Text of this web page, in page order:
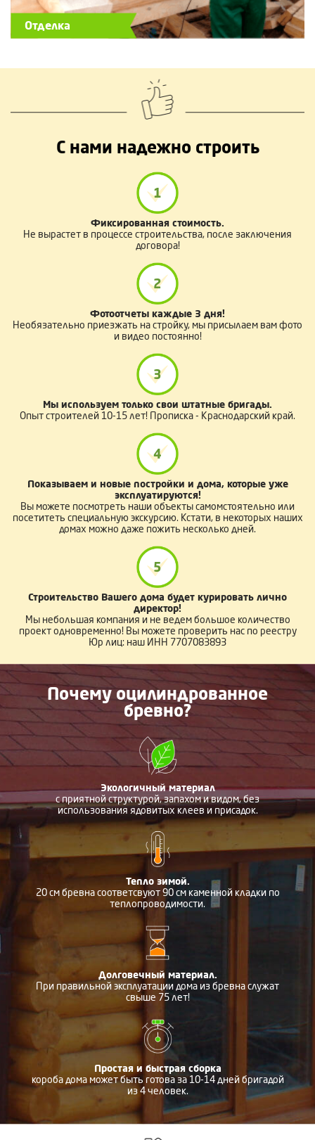
Отделка
С нами надежно строить
1
Фиксированная стоимость.
Не вырастет в процессе строительства, после заключения
договора!
2
Фотоотчеты каждые 3 дня!
Необязательно приезжать на стройку, мы присылаем вам фото
и видео постоянно!
3
Мы используем только свои штатные бригады.
Опыт строителей 10-15 лет! Прописка - Краснодарский край.
4
Показываем и новые постройки и дома, которые уже
эксплуатируются!
Вы можете посмотреть наши объекты самомстоятельно или
посетитеть специальную экскурсию. Кстати, в некоторых наших
домах можно даже пожить несколько дней.
5
Строительство Вашего дома будет курировать лично
директор!
Мы небольшая компания и не ведем большое количество
проект одновременно! Вы можете проверить нас по реестру
Юр лиц: наш ИНН 7707083893
Почему оцилиндрованное
бревно?
Экологичный материал
с приятной структурой, запахом и видом, без
использования ядовитых клеев и присадок.
Тепло зимой.
20 см бревна соответсвуют 90 см каменной кладки по
теплопроводимости.
Долговечный материал.
При правильной эксплуатации дома из бревна служат
свыше 75 лет!
Простая и быстрая сборка
короба дома может быть готова за 10-14 дней бригадой
из 4 человек.